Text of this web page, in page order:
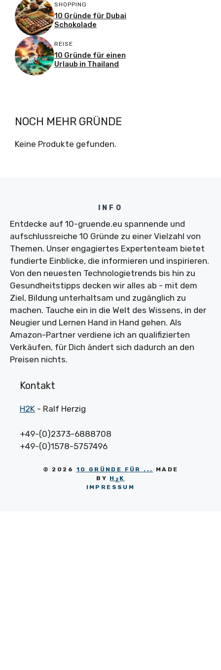
SHOPPING
10 Gründe für Dubai
Schokolade
REISE
10 Gründe für einen
Urlaub in Thailand
NOCH MEHR GRÜNDE
Keine Produkte gefunden.
INFO
Entdecke auf 10-gruende.eu spannende und
aufschlussreiche 10 Gründe zu einer Vielzahl von
Themen. Unser engagiertes Expertenteam bietet
fundierte Einblicke, die informieren und inspirieren.
Von den neuesten Technologietrends bis hin zu
Gesundheitstipps decken wir alles ab - mit dem
Ziel, Bildung unterhaltsam und zugänglich zu
machen. Tauche ein in die Welt des Wissens, in der
Neugier und Lernen Hand in Hand gehen. Als
Amazon-Partner verdiene ich an qualifizierten
Verkäufen, für Dich ändert sich dadurch an den
Preisen nichts.
Kontakt
H2K - Ralf Herzig
+49-(0)2373-6888708
+49-(0)1578-5757496
© 2026 10 GRÜNDE FÜR ...
MADE
BY H 2K
IMPRESSUM